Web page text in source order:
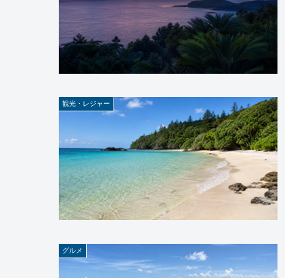
観光・レジャー
グルメ